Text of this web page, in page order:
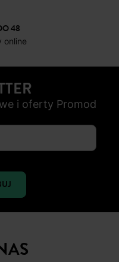
48
online
i oferty Promod